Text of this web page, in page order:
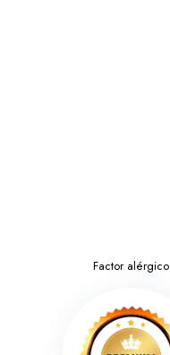
Factor alérgico